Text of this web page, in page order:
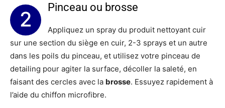
2 Pinceau ou brosse
Appliquez un spray du produit nettoyant cuir
sur une section du siège en cuir, 2-3 sprays et un autre
dans les poils du pinceau, et utilisez votre pinceau de
detailing pour agiter la surface, décoller la saleté, en
faisant des cercles avec la brosse. Essuyez rapidement à
l’aide du chiffon microfibre.